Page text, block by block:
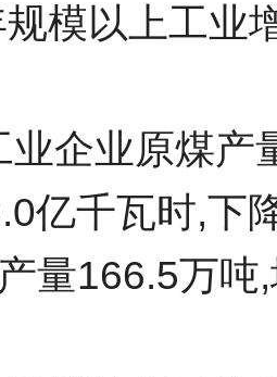
模以上工业
业企业原煤产
亿千瓦时,下
量166.5万吨